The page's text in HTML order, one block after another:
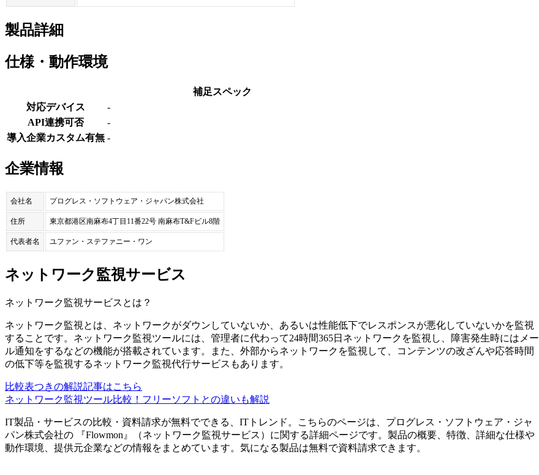
製品詳細
仕様・動作環境
補足スペック
対応デバイス
-
API連携可否
-
導入企業カスタム有無 -
企業情報
会社名 プログレス・ソフトウェア・ジャパン株式会社
住所 東京都港区南麻布4丁目11番22号 南麻布T&Fビル8階
代表者名 ユファン・ステファニー・ワン
ネットワーク監視サービス
ネットワーク監視サービス とは？
ネットワーク監視とは、ネットワークがダウンしていないか、あるいは性能低下でレスポンスが悪化していないかを監視
することです。ネットワーク監視ツールには、管理者に代わって24時間365日ネットワークを監視し、障害発生時にはメー
ル通知をするなどの機能が搭載されています。また、外部からネットワークを監視して、コンテンツの改ざんや応答時間
の低下等を監視するネットワーク監視代行サービスもあります。
比較表つきの解説記事はこちら
ネットワーク監視ツール比較！フリーソフトとの違いも解説
IT製品・サービスの比較・資料請求が無料でできる、ITトレンド。こちらのページは、 プログレス・ソフトウェア・ジャ
パン株式会社の 『Flowmon 』（ネットワーク監視サービス ）に関する詳細ページです。製品の概要、特徴、詳細な仕様や
動作環境、提供元企業などの情報をまとめています。気になる製品は無料で資料請求できます。